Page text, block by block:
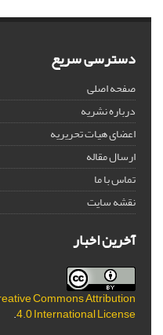
دسترسی سریع
صفحه اصلی
درباره نشریه
اعضای هیات تحریریه
ارسال مقاله
تماس با ما
نقشه سایت
آخرین اخبار
Commons Attribution
4.0 International License
.